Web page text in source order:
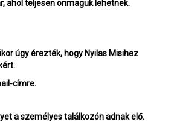
ahol teljesen önmaguk lehetnek.
úgy érezték, hogy Nyilas Misihez
címre.
a személyes találkozón adnak elő.